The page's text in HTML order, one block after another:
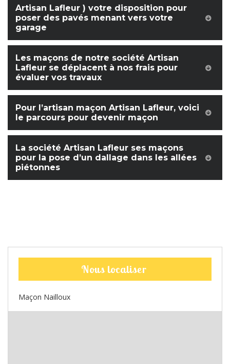
Artisan Lafleur ) votre disposition pour
poser des pavés menant vers votre
garage
Les maçons de notre société Artisan
Lafleur se déplacent à nos frais pour
évaluer vos travaux
Pour l’artisan maçon Artisan Lafleur, voici
le parcours pour devenir maçon
La société Artisan Lafleur ses maçons
pour la pose d’un dallage dans les allées
piétonnes
Nous localiser
Maçon Nailloux